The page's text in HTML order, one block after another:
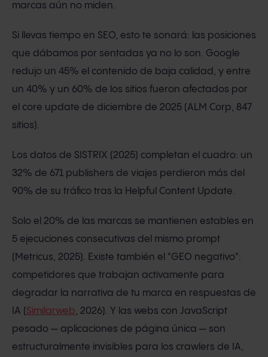
marcas aún no miden.
Si llevas tiempo en SEO, esto te sonará: las posiciones
que dábamos por sentadas ya no lo son. Google
redujo un 45% el contenido de baja calidad, y entre
un 40% y un 60% de los sitios fueron afectados por
el core update de diciembre de 2025 (ALM Corp, 847
sitios).
Los datos de SISTRIX (2025) completan el cuadro: un
32% de 671 publishers de viajes perdieron más del
90% de su tráfico tras la Helpful Content Update.
Solo el 20% de las marcas se mantienen estables en
5 ejecuciones consecutivas del mismo prompt
(Metricus, 2025). Existe también el "GEO negativo":
competidores que trabajan activamente para
degradar la narrativa de tu marca en respuestas de
IA (Similarweb, 2026). Y las webs con JavaScript
pesado — aplicaciones de página única — son
estructuralmente invisibles para los crawlers de IA,